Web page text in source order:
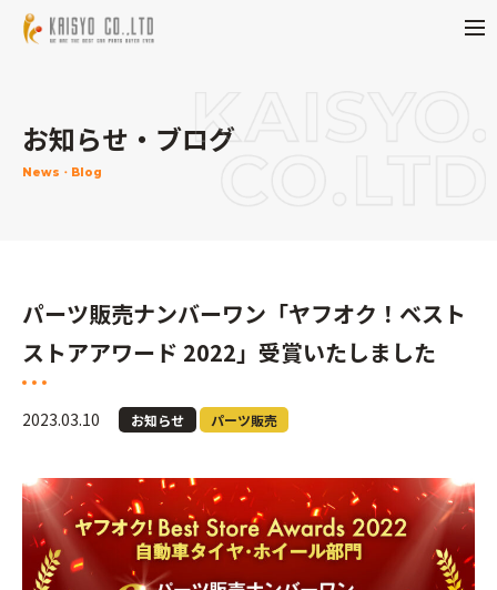
お知らせ・ブログ
News・Blog
パーツ販売ナンバーワン「ヤフオク！ベスト
ストアアワード 2022」受賞いたしました
2023.03.10 お知らせ パーツ販売